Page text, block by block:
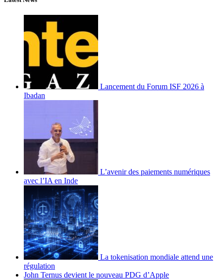
Lancement du Forum ISF 2026 à
Ibadan
L’avenir des paiements numériques
avec l’IA en Inde
La tokenisation mondiale attend une
régulation
John Ternus devient le nouveau PDG d’Apple